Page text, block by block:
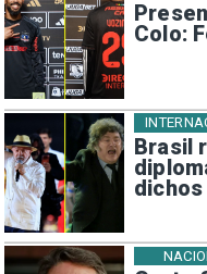
Colo:
Brasil